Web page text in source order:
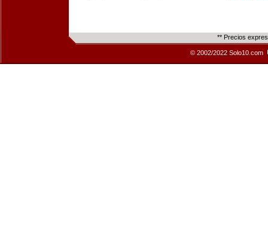
** Precios
© 2002/2022 Solo10.com